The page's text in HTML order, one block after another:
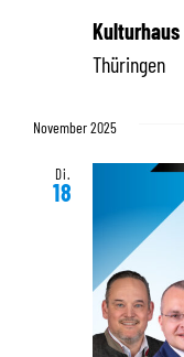
Kulturhaus
Thüringen
November 2025
Di.
18